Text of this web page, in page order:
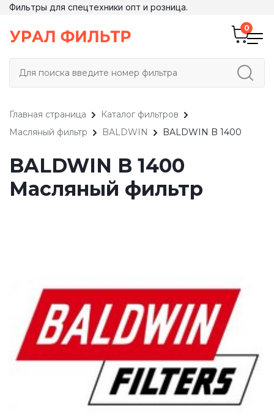
Фильтры для спецтехники опт и розница.
Главная страница
Каталог фильтров
Масляный фильтр
BALDWIN BALDWIN B 1400
BALDWIN B 1400
Масляный фильтр